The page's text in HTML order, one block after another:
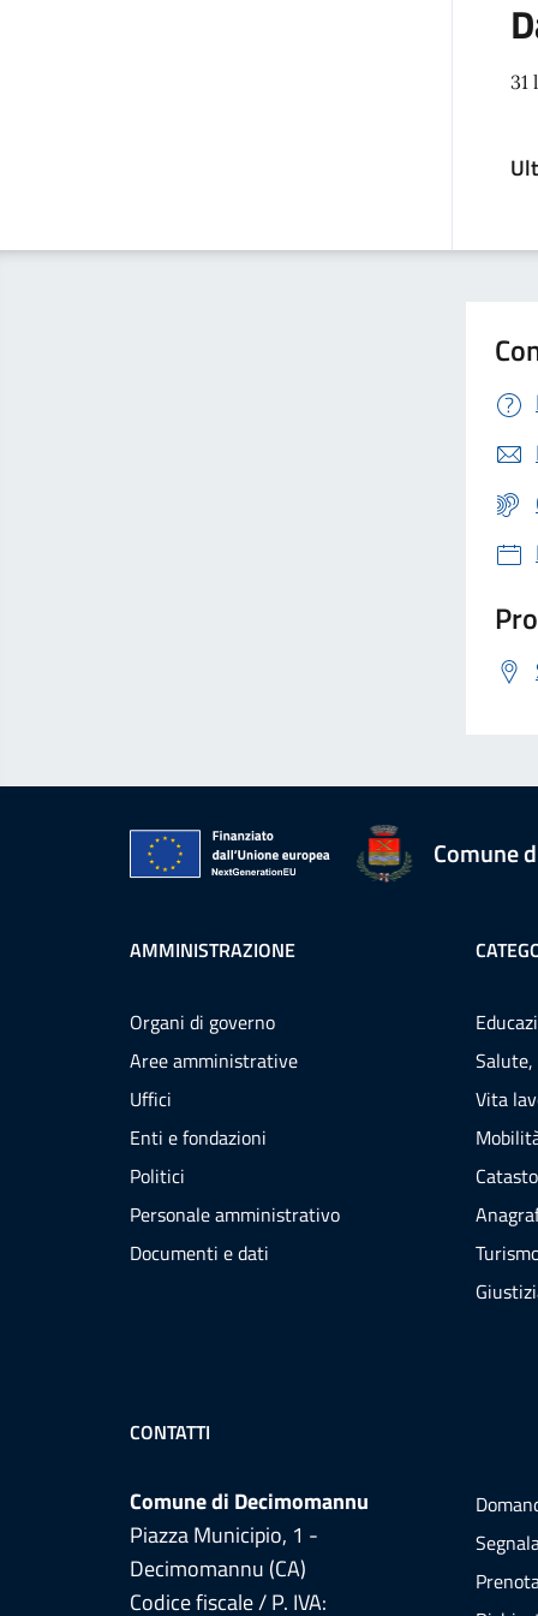
31
Comune
AMMINISTRAZIONE
Organi di governo
Aree amministrative
Uffici
Enti e fondazioni
Politici
Personale amministrativo
Documenti e dati
Salute,
Vita
CONTATTI
Comune di Decimomannu
Piazza Municipio, 1 -
Decimomannu (CA)
Codice fiscale / P. IVA: